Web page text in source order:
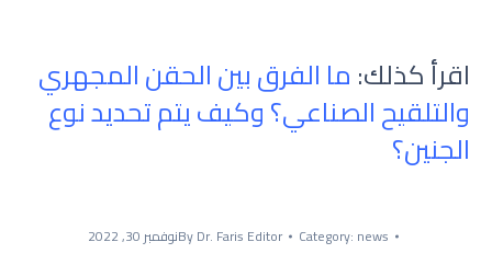
اقرأ كذلك: ما الفرق بين الحقن المجهري
والتلقيح الصناعي؟ وكيف يتم تحديد نوع
الجنين؟
Category: news
ByDr. Faris Editor نوفمبر 30, 2022